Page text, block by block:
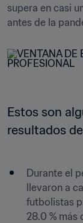
supera en casi
antes de la
Estos son
resultados
Durante el
llevaron a
futbolistas
28.0 % más